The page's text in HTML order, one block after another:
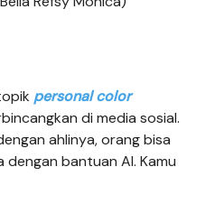
personal color
di media sosial.
ahlinya, orang bisa
bantuan AI. Kamu